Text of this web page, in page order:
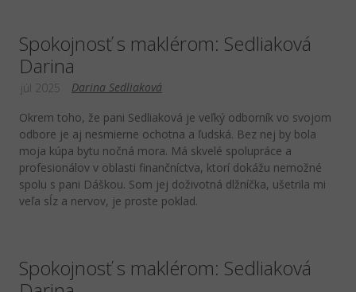
Spokojnosť s maklérom: Sedliaková
Darina
Darina Sedliaková
júl 2025
Okrem toho, že pani Sedliaková je veľký odborník vo svojom
odbore je aj nesmierne ochotna a ľudská. Bez nej by bola
moja kúpa bytu nočná mora. Má skvelé spolupráce a
profesionálov v oblasti finančníctva, ktorí dokážu nemožné
spolu s pani Dáškou. Som jej doživotná dlžníčka, ušetrila mi
veľa sĺz a nervov, je proste poklad.
Spokojnosť s maklérom: Sedliaková